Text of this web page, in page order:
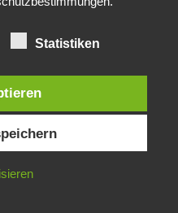
die weitere Nutzung dieser
Cookies zu.
Statistiken